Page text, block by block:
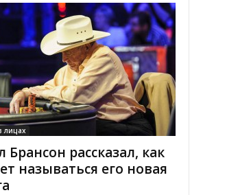
лицах
Брансон рассказал, как
называться его новая